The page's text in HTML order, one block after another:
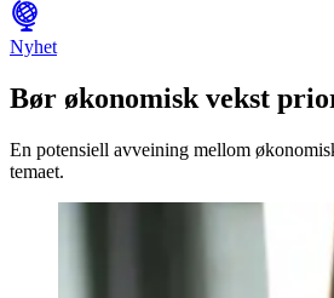
Nyhet
Bør økonomisk vekst
En potensiell avveining mellom
temaet.